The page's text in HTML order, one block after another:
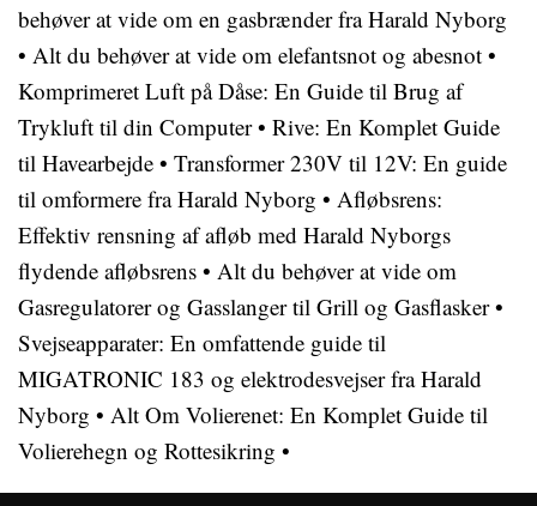
behøver at vide om en gasbrænder fra Harald Nyborg
• Alt du behøver at vide om elefantsnot og abesnot •
Komprimeret Luft på Dåse: En Guide til Brug af
Trykluft til din Computer• Rive: En Komplet Guide
til Havearbejde • Transformer 230V til 12V: En guide
til omformere fra Harald Nyborg • Afløbsrens:
Effektiv rensning af afløb med Harald Nyborgs
flydende afløbsrens • Alt du behøver at vide om
Gasregulatorer og Gasslanger til Grill og Gasflasker•
Svejseapparater: En omfattende guide til
MIGATRONIC 183 og elektrodesvejser fra Harald
Nyborg • Alt Om Volierenet: En Komplet Guide til
Volierehegn og Rottesikring •